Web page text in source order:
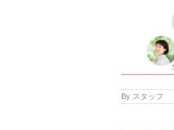
By スタッフ